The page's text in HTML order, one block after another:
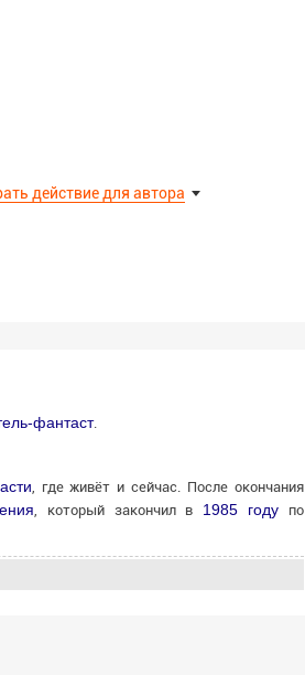
действие для автора
фантаст.
, где живёт и сейчас. После окончания
, который закончил в 1985 году по